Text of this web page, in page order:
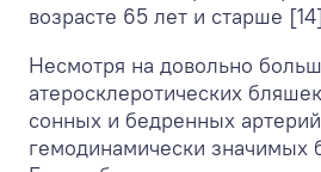
возрасте 65 лет и старше
Несмотря на довольно
атеросклеротических
сонных и бедренных
гемодинамически значимых